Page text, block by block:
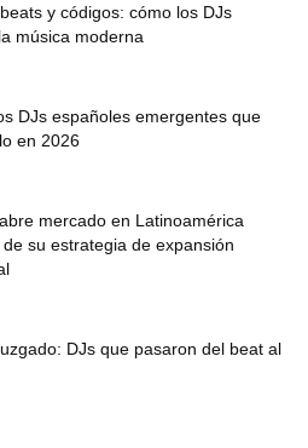
y códigos: cómo los DJs
música moderna
DJs españoles emergentes que
en 2026
mercado en Latinoamérica
su estrategia de expansión
DJs que pasaron del beat al